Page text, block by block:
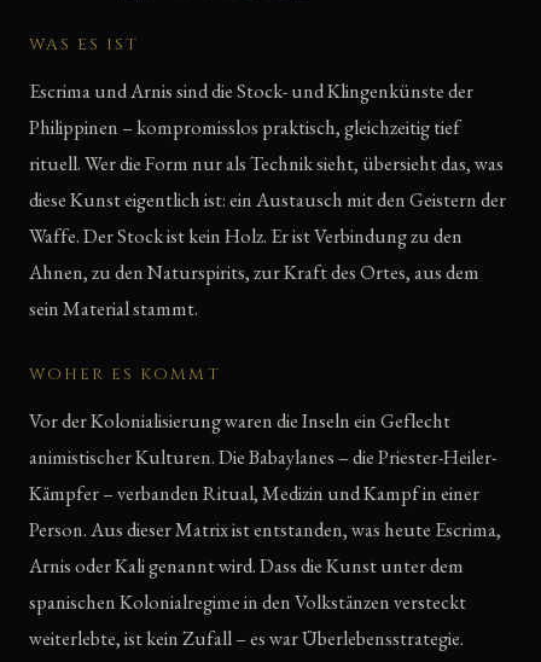
WAS ES IST
Escrima und Arnis sind die Stock- und Klingenkünste der
Philippinen – kompromisslos praktisch, gleichzeitig tief
rituell. Wer die Form nur als Technik sieht, übersieht das, was
diese Kunst eigentlich ist: ein Austausch mit den Geistern der
Waffe. Der Stock ist kein Holz. Er ist Verbindung zu den
Ahnen, zu den Naturspirits, zur Kraft des Ortes, aus dem
sein Material stammt.
WOHER ES KOMMT
Vor der Kolonialisierung waren die Inseln ein Geflecht
animistischer Kulturen. Die Babaylanes – die Priester-Heiler-
Kämpfer – verbanden Ritual, Medizin und Kampf in einer
Person. Aus dieser Matrix ist entstanden, was heute Escrima,
Arnis oder Kali genannt wird. Dass die Kunst unter dem
spanischen Kolonialregime in den Volkstänzen versteckt
weiterlebte, ist kein Zufall – es war Überlebensstrategie.